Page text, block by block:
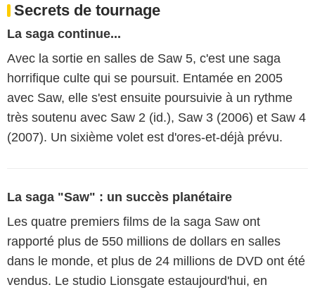
Secrets de tournage
La saga continue...
Avec la sortie en salles de Saw 5, c'est une saga
horrifique culte qui se poursuit. Entamée en 2005
avec Saw, elle s'est ensuite poursuivie à un rythme
très soutenu avec Saw 2 (id.), Saw 3 (2006) et Saw 4
(2007). Un sixième volet est d'ores-et-déjà prévu.
La saga "Saw" : un succès planétaire
Les quatre premiers films de la saga Saw ont
rapporté plus de 550 millions de dollars en salles
dans le monde, et plus de 24 millions de DVD ont été
vendus. Le studio Lionsgate estaujourd'hui, en